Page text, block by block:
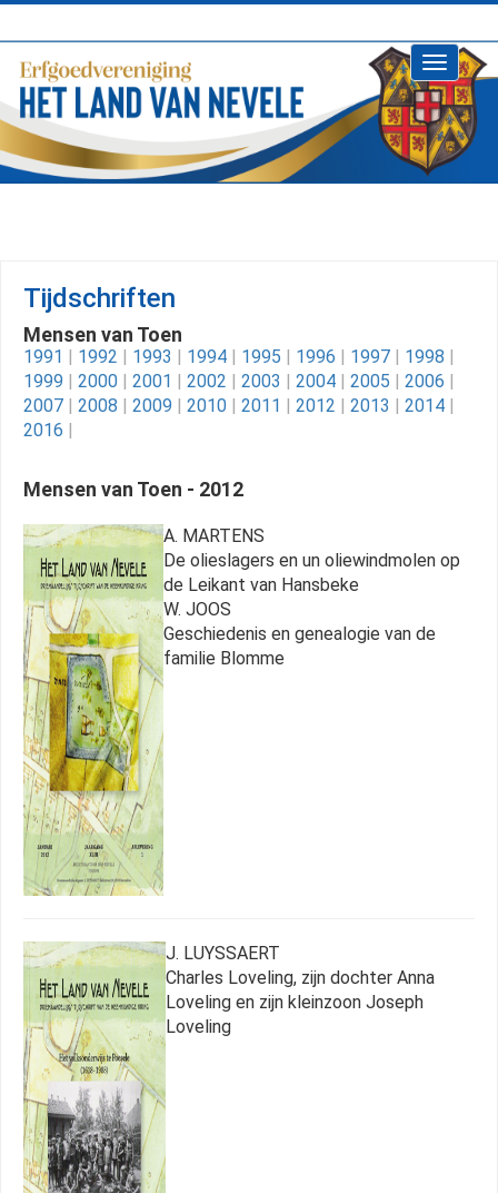
Toggle
Tijdschriften
Mensen van Toen
1991 | 1992 | 1993 | 1994 | 1995 | 1996 | 1997 | 1998 |
1999 | 2000 | 2001 | 2002 | 2003 | 2004 | 2005 | 2006 |
2007 | 2008 | 2009 | 2010 | 2011 | 2012 | 2013 | 2014 |
2016 |
Mensen van Toen - 2012
A. MARTENS
De olieslagers en un oliewindmolen op
de Leikant van Hansbeke
W. JOOS
Geschiedenis en genealogie van de
familie Blomme
J. LUYSSAERT
Charles Loveling, zijn dochter Anna
Loveling en zijn kleinzoon Joseph
Loveling